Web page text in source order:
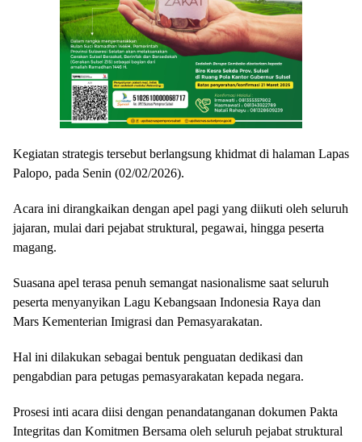
Kegiatan strategis tersebut berlangsung khidmat di halaman Lapas
Palopo, pada Senin (02/02/2026).
Acara ini dirangkaikan dengan apel pagi yang diikuti oleh seluruh
jajaran, mulai dari pejabat struktural, pegawai, hingga peserta
magang.
Suasana apel terasa penuh semangat nasionalisme saat seluruh
peserta menyanyikan Lagu Kebangsaan Indonesia Raya dan
Mars Kementerian Imigrasi dan Pemasyarakatan.
Hal ini dilakukan sebagai bentuk penguatan dedikasi dan
pengabdian para petugas pemasyarakatan kepada negara.
Prosesi inti acara diisi dengan penandatanganan dokumen Pakta
Integritas dan Komitmen Bersama oleh seluruh pejabat struktural